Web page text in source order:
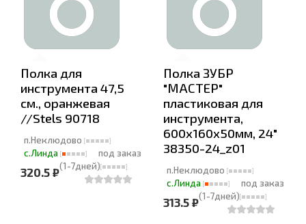
Полка для
инструмента 47,5
см., оранжевая
//Stels 90718
п.Неклюдово
с.Линда
под заказ
(1-7дней)
320.5 ₽
Полка ЗУБР
"МАСТЕР"
пластиковая для
инструмента,
600х160х50мм, 24"
38350-24_z01
п.Неклюдово
с.Линда
под заказ
(1-7дней)
313.5 ₽